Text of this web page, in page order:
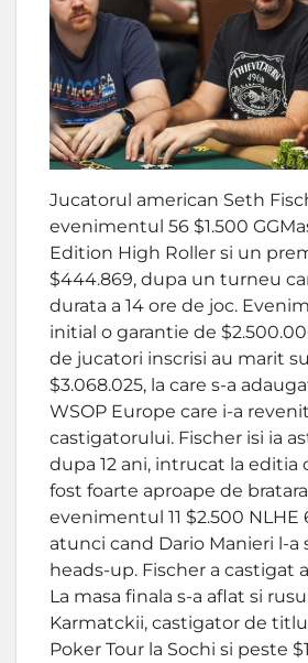
Jucatorul american Seth
evenimentul 56 $1.500
Edition High Roller si un
$444.869, dupa un turneu
durata a 14 ore de joc.
initial o garantie de
de jucatori inscrisi au marit
$3.068.025, la care s-a
WSOP Europe care i-a
castigatorului. Fischer isi ia
dupa 12 ani, intrucat la editia
fost foarte aproape de
evenimentul 11 $2.500 NLHE
atunci cand Dario Manieri l-a
heads-up. Fischer a castigat
La masa finala s-a aflat si
Karmatckii, castigator de
Poker Tour la Sochi si peste